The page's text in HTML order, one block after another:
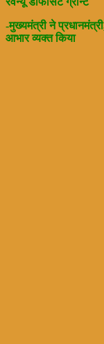
-मुख्यमंत्री ने
आभार व्यक्त किया